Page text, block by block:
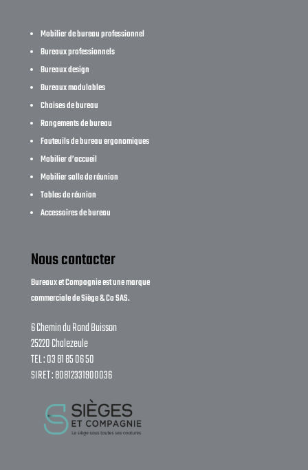
Mobilier de bureau professionnel
Bureaux professionnels
Bureaux design
Bureaux modulables
Chaises de bureau
Rangements de bureau
Fauteuils de bureau ergonomiques
Mobilier d’accueil
Mobilier salle de réunion
Tables de réunion
Accessoires de bureau
Nous contacter
Bureaux et Compagnie est une marque
commerciale de Siège & Co SAS.
6 Chemin du Rond Buisson
25220 Chalezeule
TEL : 03 81 85 06 50
SIRET : 80812331900036